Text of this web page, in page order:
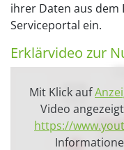
ihrer Daten aus dem
Serviceportal ein.
Erklärvideo zur
Mit Klick auf
Video
https://